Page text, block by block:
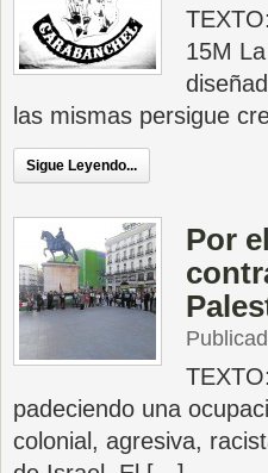
15M
las mismas persigue
Sigue Leyendo...
Por
padeciendo una
colonial, agresiva,